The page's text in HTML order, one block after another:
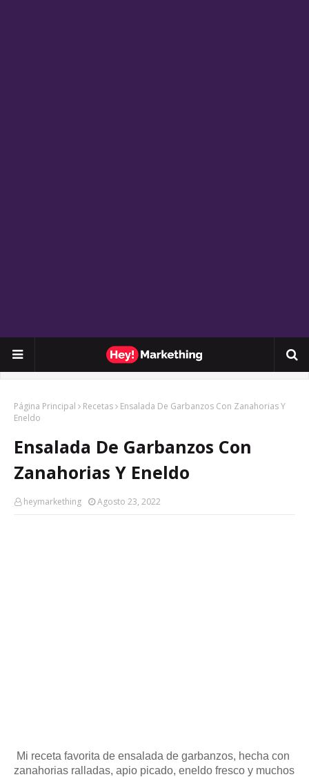
Página Principal Recetas
Ensalada De Garbanzos Con Zanahorias Y
Eneldo
Ensalada De Garbanzos Con
Zanahorias Y Eneldo
heymarkething Agosto 23, 2022
Mi receta favorita de ensalada de garbanzos, hecha con
zanahorias ralladas, apio picado, eneldo fresco y muchos